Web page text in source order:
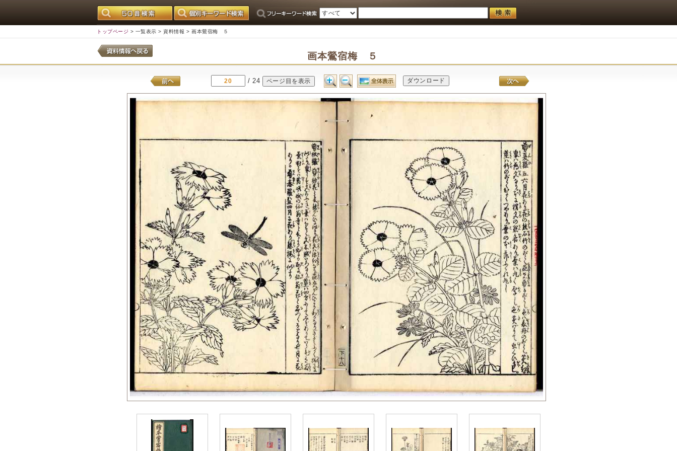
トップページ > 一覧表示 > 資料情報 > 画本鶯宿梅 ５
画本鶯宿梅 ５
/ 24